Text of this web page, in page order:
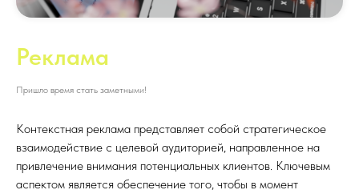
Реклама
Пришло время стать заметными!
Контекстная реклама представляет собой стратегическое
взаимодействие с целевой аудиторией, направленное на
привлечение внимания потенциальных клиентов. Ключевым
аспектом является обеспечение того, чтобы в момент